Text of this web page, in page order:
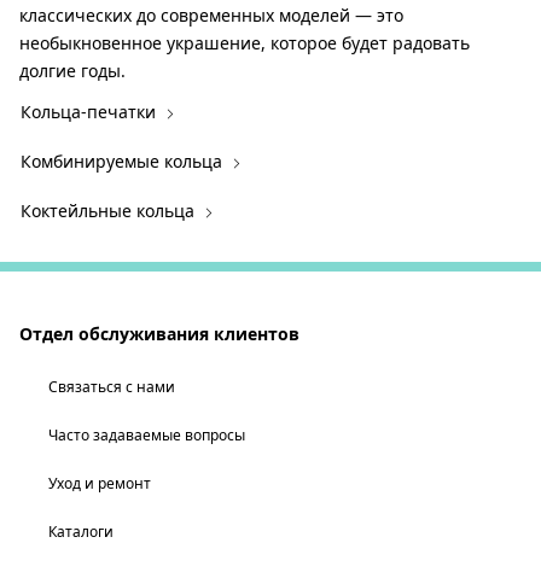
классических до современных моделей — это
необыкновенное украшение, которое будет радовать
долгие годы.
Кольца-печатки
Комбинируемые кольца
Коктейльные кольца
Отдел обслуживания клиентов
Связаться с нами
Часто задаваемые вопросы
Уход и ремонт
Каталоги